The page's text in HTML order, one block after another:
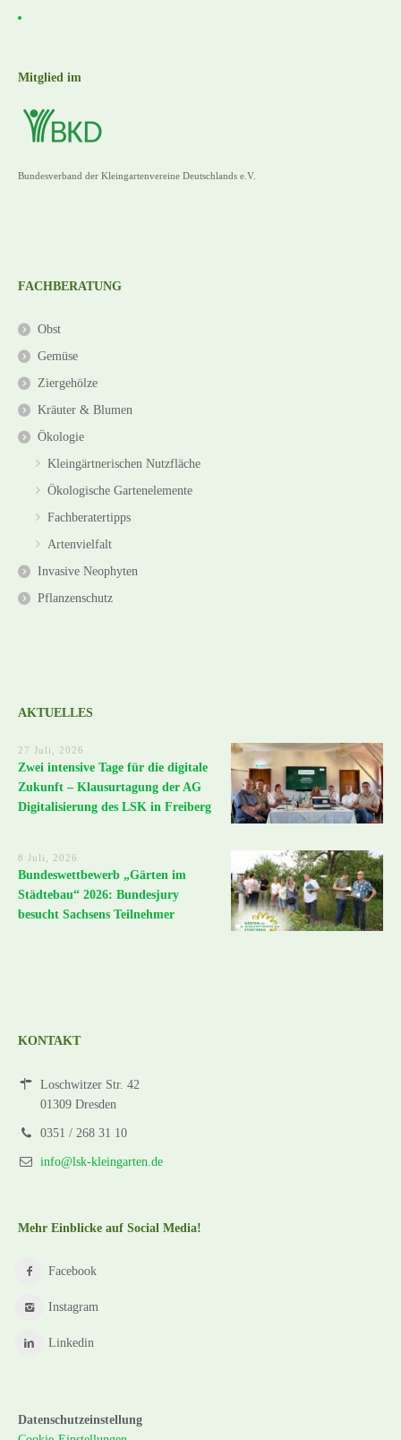
Mitglied im
Bundesverband der Kleingartenvereine Deutschlands e.V.
FACHBERATUNG
Obst
Gemüse
Ziergehölze
Kräuter & Blumen
Ökologie
Kleingärtnerischen Nutzfläche
Ökologische Gartenelemente
Fachberatertipps
Artenvielfalt
Invasive Neophyten
Pflanzenschutz
AKTUELLES
27 Juli, 2026
Zwei intensive Tage für die digitale
Zukunft – Klausurtagung der AG
Digitalisierung des LSK in Freiberg
8 Juli, 2026
Bundeswettbewerb „Gärten im
Städtebau“ 2026: Bundesjury
besucht Sachsens Teilnehmer
KONTAKT
Loschwitzer Str. 42
01309 Dresden
0351 / 268 31 10
info@lsk-kleingarten.de
Mehr Einblicke auf Social Media!
Facebook
Instagram
Linkedin
Datenschutzeinstellung